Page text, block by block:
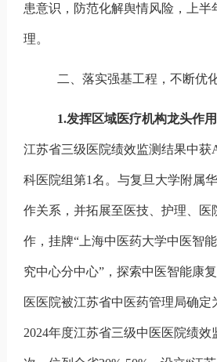
患意识，防范化解舆情风险，上半
理。
二、落实强基工程，不断优
1.发挥区域医疗机构龙头作用
江苏省三级医院绩效监测结果中获
科医院组第1名。 与复旦大学附属
作关系，并拓展至医技、护理、医
作，挂牌“上海中医药大学中医智
究中心分中心”，探索中医智能康
医医院被江苏省中医药管理局确定
2024年度江苏省三级中医医院绩效